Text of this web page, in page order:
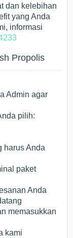
dan kelebihan
yang Anda
informasi
Propolis
Admin agar
pilih:
harus Anda
paket
Anda
memasukkan
kami